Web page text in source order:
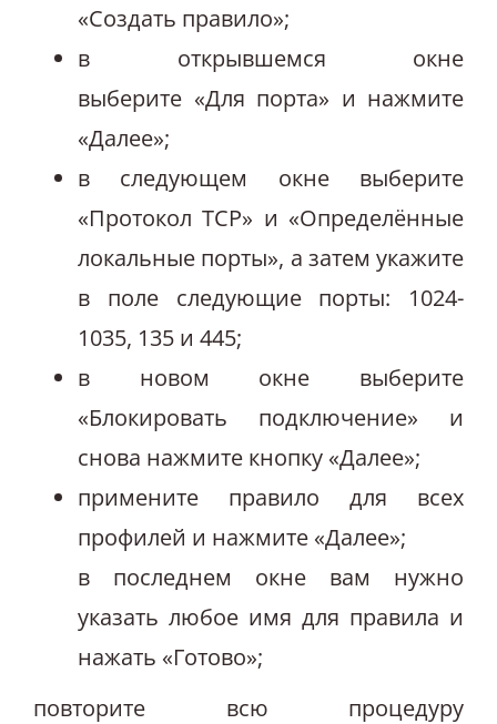
«Создать правило»;
в открывшемся окне
выберите «Для порта» и нажмите
«Далее»;
в следующем окне выберите
«Протокол TCP» и «Определённые
локальные порты», а затем укажите
в поле следующие порты: 1024-
1035, 135 и 445;
в новом окне выберите
«Блокировать подключение» и
снова нажмите кнопку «Далее»;
примените правило для всех
профилей и нажмите «Далее»;
в последнем окне вам нужно
указать любое имя для правила и
нажать «Готово»;
повторите всю процедуру